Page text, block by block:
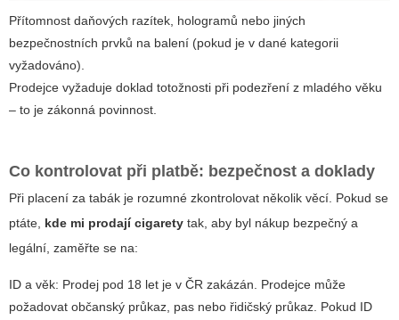
Přítomnost daňových razítek, hologramů nebo jiných
bezpečnostních prvků na balení (pokud je v dané kategorii
vyžadováno).
Prodejce vyžaduje doklad totožnosti při podezření z mladého věku
– to je zákonná povinnost.
Co kontrolovat při platbě: bezpečnost a doklady
Při placení za tabák je rozumné zkontrolovat několik věcí. Pokud se
ptáte, kde mi prodají cigarety tak, aby byl nákup bezpečný a
legální, zaměřte se na:
ID a věk: Prodej pod 18 let je v ČR zakázán. Prodejce může
požadovat občanský průkaz, pas nebo řidičský průkaz. Pokud ID